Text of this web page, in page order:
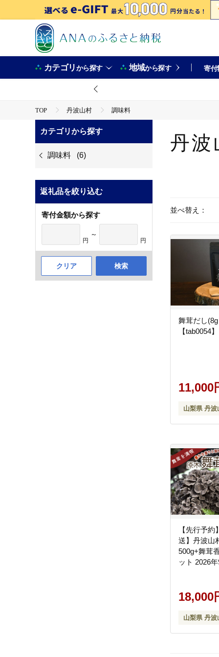
カテゴリから探す 地域から探す 寄付
TOP 丹波山村 調味料
カテゴリから探す
調味料 (6)
返礼品を絞り込む
寄付金額から探す
円
～
円
クリア 検索
丹波
並べ替え：
舞茸だし
【tab0054】
11,000
山梨県 丹波
【先行予
送】丹波山
500g+舞茸
ット 2026
18,000
山梨県 丹波